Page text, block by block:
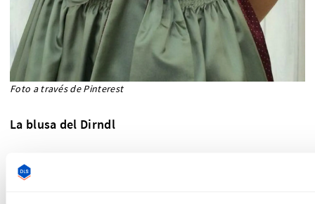
Foto a través de Pinterest
La blusa del Dirndl
No es una blusa cualquiera. Está diseñada específicamente
para llevar con el Dirndl y quedar justo por debajo del